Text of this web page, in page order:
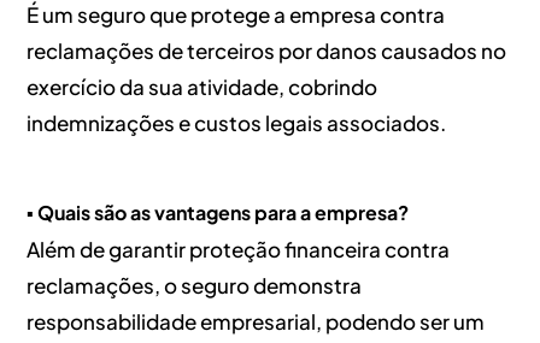
É um seguro que protege a empresa contra
reclamações de terceiros por danos causados no
exercício da sua atividade, cobrindo
indemnizações e custos legais associados.
▪️ Quais são as vantagens para a empresa?
Além de garantir proteção financeira contra
reclamações, o seguro demonstra
responsabilidade empresarial, podendo ser um